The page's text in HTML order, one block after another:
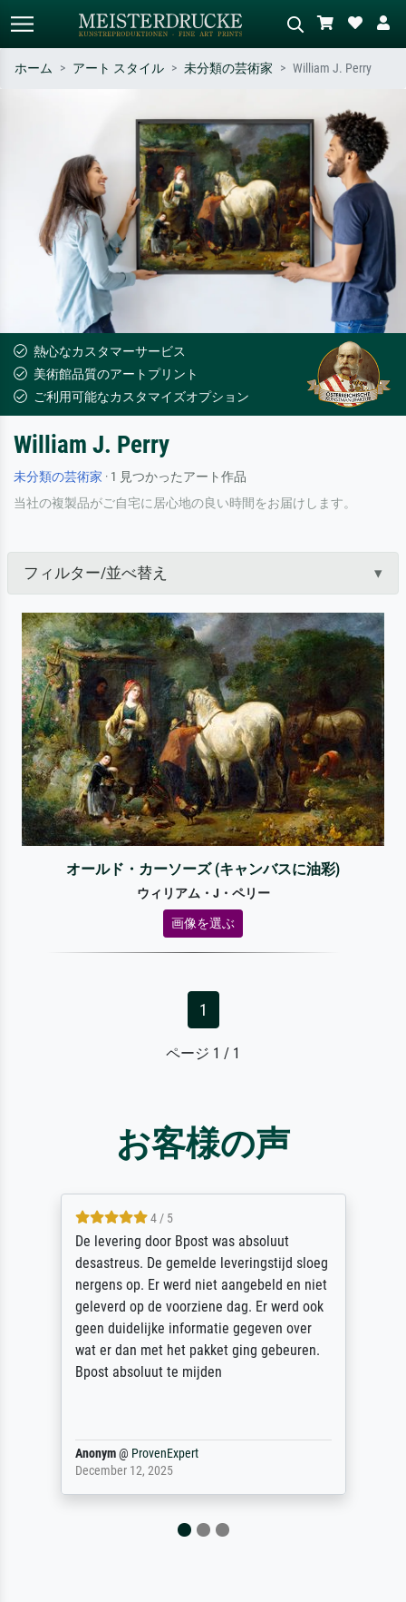
作家名・作品名・スタイルで検索
– 例：モネ、星月夜、印象派、北
斎の波、ヌード。
シーンを説明してください – 例：
緑の草原、赤の多い抽象画、暗い
油絵、木のそばの立ち姿のヌー
ド。
ホーム アート スタイル 未分類の芸術家 William J. Perry
熱心なカスタマーサービス
美術館品質のアートプリント
ご利用可能なカスタマイズオプション
William J. Perry
未分類の芸術家 · 1 見つかったアート作品
当社の複製品がご自宅に居心地の良い時間をお届けします。
フィルター/並べ替え
オールド・カーソーズ (キャンバスに油彩)
ウィリアム・J・ペリー
画像を選ぶ
1
ページ 1 / 1
お客様の声
4 / 5
De levering door Bpost was absoluut
desastreus. De gemelde leveringstijd sloeg
nergens op. Er werd niet aangebeld en niet
geleverd op de voorziene dag. Er werd ook
geen duidelijke informatie gegeven over
wat er dan met het pakket ging gebeuren.
Bpost absoluut te mijden
Anonym@ProvenExpert
December 12, 2025